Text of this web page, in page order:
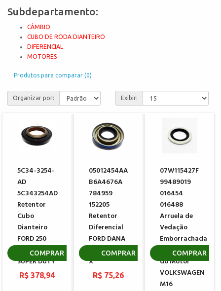
Subdepartamento:
CÂMBIO
CUBO DE RODA DIANTEIRO
DIFERENCIAL
MOTORES
Produtos para comparar (0)
Organizar por: Exibir:
5C34-3254-
AD
5C343254AD
Retentor
Cubo
Dianteiro
FORD 250
350 450 550
SUPER DUTY
R$ 378,94
COMPRAR
05012454AA
B6A4676A
784959
152205
Retentor
Diferencial
FORD DANA
BA401484-
X
R$ 75,26
COMPRAR
07W115427F
99489019
016454
016488
Arruela de
Vedação
Emborrachada
do Carter
do Motor
VOLKSWAGEN
M16
COMPRAR